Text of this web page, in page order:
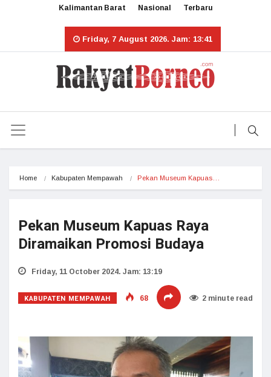
Kalimantan Barat Nasional Terbaru
Friday, 7 August 2026. Jam: 13:41
Home Kabupaten Mempawah Pekan Museum Kapuas…
Pekan Museum Kapuas Raya
Diramaikan Promosi Budaya
Friday, 11 October 2024. Jam: 13:19
KABUPATEN MEMPAWAH 68 2 minute read